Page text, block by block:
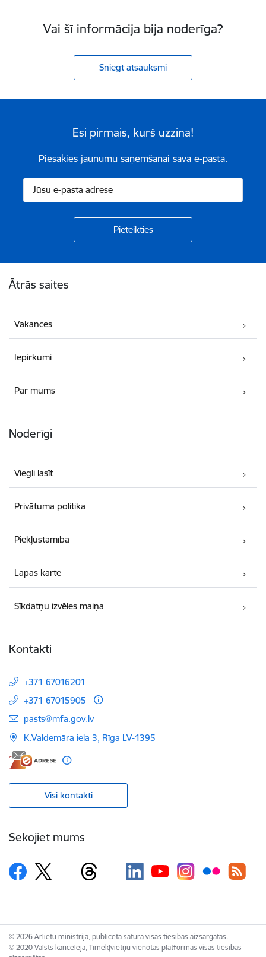
Vai šī informācija bija noderīga?
Sniegt atsauksmi
Esi pirmais, kurš uzzina!
Piesakies jaunumu saņemšanai savā e-pastā.
Ātrās saites
Vakances
Iepirkumi
Par mums
Noderīgi
Viegli lasīt
Privātuma politika
Piekļūstamība
Lapas karte
Sīkdatņu izvēles maiņa
Kontakti
+371 67016201
+371 67015905
E-pasts:
pasts@mfa.gov.lv
K.Valdemāra iela 3, Rīga LV-1395
Visi kontakti
Sekojiet mums
© 2026 Ārlietu ministrija, publicētā satura visas tiesības aizsargātas.
© 2020 Valsts kanceleja, Tīmekļvietņu vienotās platformas visas tiesības